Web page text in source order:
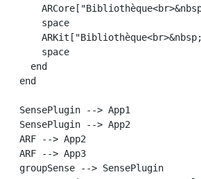
      space
      space
    end
  end
  SensePlugin --> App1
  SensePlugin --> App2
  ARF --> App2
  ARF --> App3
  groupSense --> SensePlugin